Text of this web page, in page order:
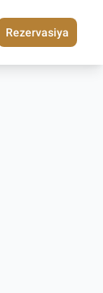
Rezervasiya